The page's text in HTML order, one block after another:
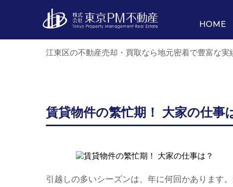
HOME
江東区の不動産売却・買取なら地元密着で豊富な実
賃貸物件の繁忙期！ 大家の仕事
引越しの多いシーズンは、年に何回かあります